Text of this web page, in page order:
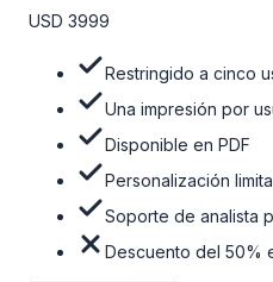
obtener más información,
USD 3999
Restringido a cinco
Una impresión por
Disponible en PDF
Personalización
Soporte de analista
Descuento del 50%